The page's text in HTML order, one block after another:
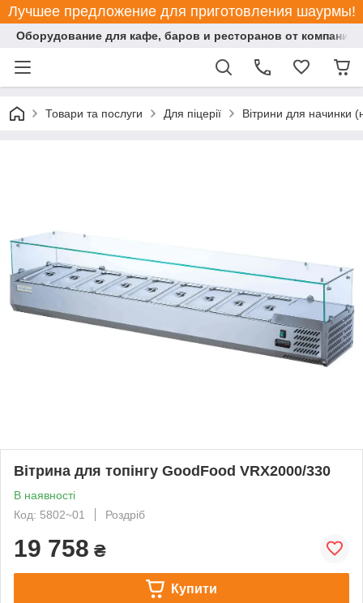
Лучшее предложение для приготовления шаурмы!
Оборудование для кафе, баров и ресторанов от компании
Товари та послуги Для піцерії Вітрини для начинки
Вітрина для топінгу GoodFood VRX2000/330
В наявності
Код: 5802~01
Роздріб
19 758 ₴
Купити